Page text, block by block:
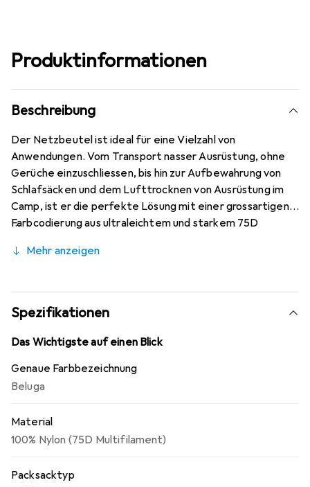
Produktinformationen
Beschreibung
Der Netzbeutel ist ideal für eine Vielzahl von
Anwendungen. Vom Transport nasser Ausrüstung, ohne
Gerüche einzuschliessen, bis hin zur Aufbewahrung von
Schlafsäcken und dem Lufttrocknen von Ausrüstung im
Camp, ist er die perfekte Lösung mit einer grossartigen
Farbcodierung aus ultraleichtem und starkem 75D
Kordelzug für einen reibungslosen Betrieb.
Mehr anzeigen
Spezifikationen
Das Wichtigste auf einen Blick
Genaue Farbbezeichnung
Beluga
Material
100% Nylon (75D Multifilament)
Packsacktyp